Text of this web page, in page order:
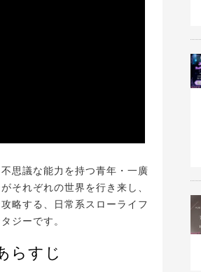
思議な能力を持つ青年・一廣
それぞれの世界を行き来し、
略する、日常系スローライフ
ジーです。
らすじ